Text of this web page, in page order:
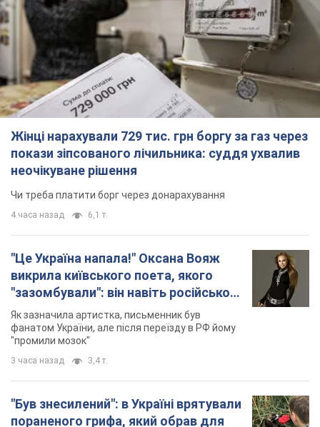
Жінці нарахували 729 тис. грн боргу за газ через
покази зіпсованого лічильника: суддя ухвалив
неочікуване рішення
Чи треба платити борг через донарахування
4 часа назад 6,1 т.
"Це Україна напала!" Оксана Вояж
викрила київського поета, якого
"зазомбували": він навіть російської
не знав, а тепер хоче геноциду
українців
Як зазначила артистка, письменник був
фанатом України, але після переїзду в РФ йому
"промили мозок"
3 часа назад 3,4 т.
"Був знесилений": в Україні врятували
пораненого грифа, який обрав для